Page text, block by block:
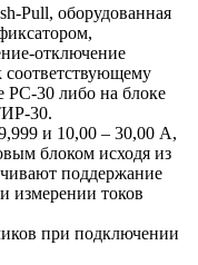
Pull, оборудованная
отключение
РС-30 либо на блоке
30.
и 10,00 – 30,00 А,
блоком исходя из
поддержание
измерении токов
при подключении